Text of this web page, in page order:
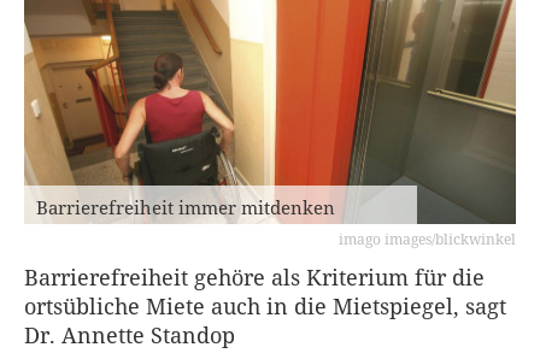
Barrierefreiheit immer mitdenken
imago images/blickwinkel
Barrierefreiheit gehöre als Kriterium für die
ortsübliche Miete auch in die Mietspiegel, sagt
Dr. Annette Standop